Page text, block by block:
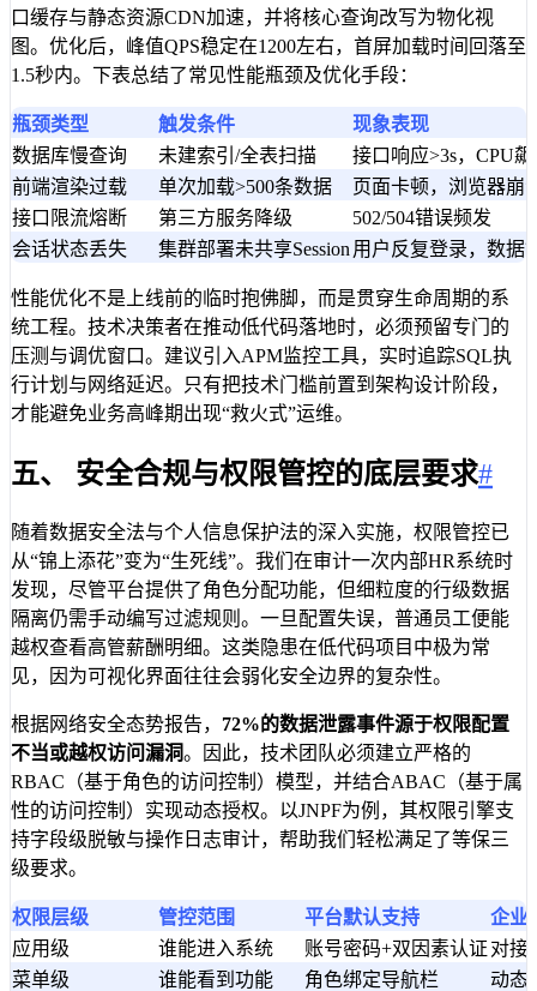
口缓存与静态资源CDN加速，并将核心查询改写为物化视
图。优化后，峰值QPS稳定在1200左右，首屏加载时间回落至
1.5秒内。下表总结了常见性能瓶颈及优化手段：
瓶颈类型 触发条件
现象表现
数据库慢查询
未建索引/全表扫描
接口响应>3s，CPU
前端渲染过载
单次加载>500条数据
页面卡顿，浏览器崩
接口限流熔断
第三方服务降级
502/504错误频发
会话状态丢失
集群部署未共享Session 用户反复登录，数据
性能优化不是上线前的临时抱佛脚，而是贯穿生命周期的系
统工程。技术决策者在推动低代码落地时，必须预留专门的
压测与调优窗口。建议引入APM监控工具，实时追踪SQL执
行计划与网络延迟。只有把技术门槛前置到架构设计阶段，
才能避免业务高峰期出现“救火式”运维。
五、 安全合规与权限管控的底层要求#
随着数据安全法与个人信息保护法的深入实施，权限管控已
从“锦上添花”变为“生死线”。我们在审计一次内部HR系统时
发现，尽管平台提供了角色分配功能，但细粒度的行级数据
隔离仍需手动编写过滤规则。一旦配置失误，普通员工便能
越权查看高管薪酬明细。这类隐患在低代码项目中极为常
见，因为可视化界面往往会弱化安全边界的复杂性。
根据网络安全态势报告， 72%的数据泄露事件源于权限配置
不当或越权访问漏洞。因此，技术团队必须建立严格的
RBAC（基于角色的访问控制）模型，并结合ABAC（基于属
性的访问控制）实现动态授权。以JNPF为例，其权限引擎支
持字段级脱敏与操作日志审计，帮助我们轻松满足了等保三
级要求。
权限层级 管控范围 平台默认支持
企业
应用级
谁能进入系统 账号密码+双因素认证 对接
菜单级
谁能看到功能 角色绑定导航栏
动态